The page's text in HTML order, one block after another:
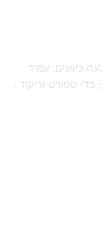
כיוונים, עמיד
ספורט וריקוד .